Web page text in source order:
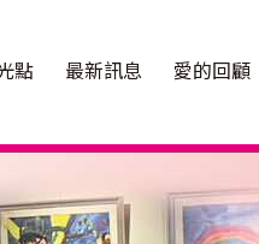
點 最新訊息 愛的回顧